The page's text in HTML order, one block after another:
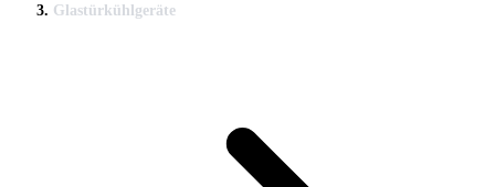
Glastürkühlgeräte